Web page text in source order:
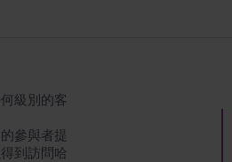
級別的客
參與者提
到訪問哈